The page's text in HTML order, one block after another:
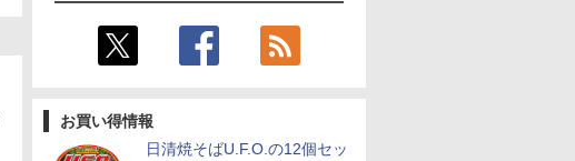
お買い得情報
日清焼そばU.F.O.の12個セッ